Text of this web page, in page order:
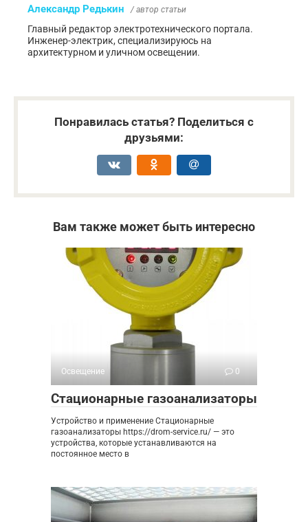
Александр Редькин / автор статьи
Главный редактор электротехнического портала.
Инженер-электрик, специализируюсь на
архитектурном и уличном освещении.
Понравилась статья? Поделиться с
друзьями:
Вам также может быть интересно
Освещение 0
Стационарные газоанализаторы
Устройство и применение Стационарные
газоанализаторы https://drom-service.ru/ — это
устройства, которые устанавливаются на
постоянное место в